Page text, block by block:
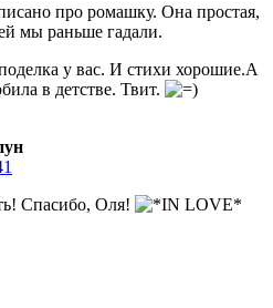
про ромашку. Она простая,
мы раньше гадали.
у вас. И стихи хорошие.А
в детстве. Твит.
Спасибо, Оля!